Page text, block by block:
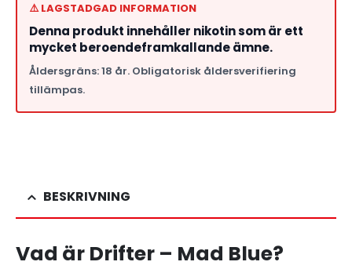
⚠️ LAGSTADGAD INFORMATION
Denna produkt innehåller nikotin som är ett
mycket beroendeframkallande ämne.
Åldersgräns: 18 år. Obligatorisk åldersverifiering
tillämpas.
BESKRIVNING
Vad är Drifter – Mad Blue?